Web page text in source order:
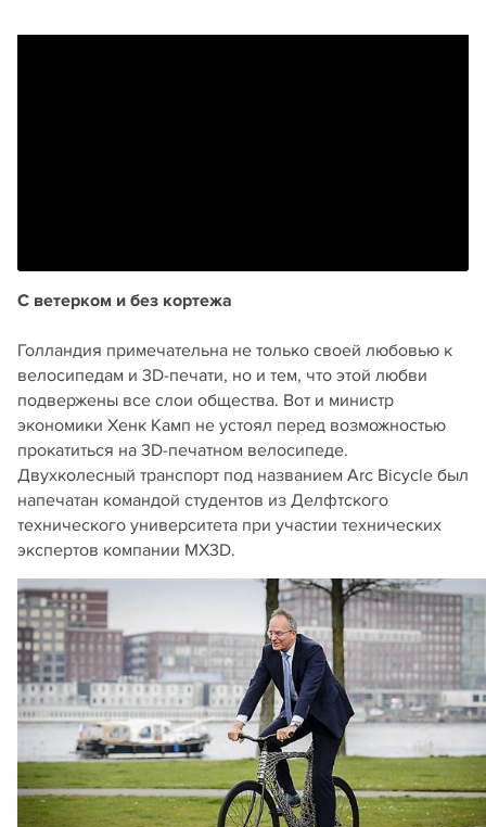
С ветерком и без кортежа
Голландия примечательна не только своей любовью к
велосипедам и 3D-печати, но и тем, что этой любви
подвержены все слои общества. Вот и министр
экономики Хенк Камп не устоял перед возможностью
прокатиться на 3D-печатном велосипеде.
Двухколесный транспорт под названием Arc Bicycle был
напечатан командой студентов из Делфтского
технического университета при участии технических
экспертов компании MX3D.